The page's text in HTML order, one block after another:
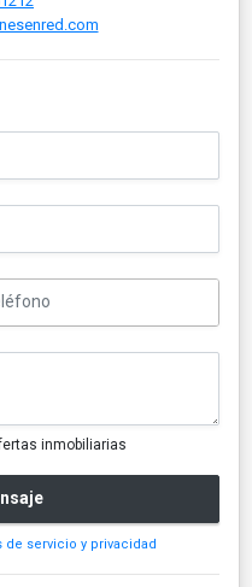
inmobiliarias
de servicio y privacidad